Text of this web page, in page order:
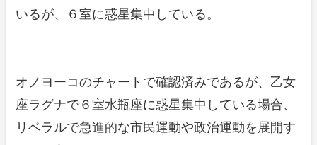
いるが、６室に惑星集中している。
オノヨーコのチャートで確認済みであるが、乙女
座ラグナで６室水瓶座に惑星集中している場合、
リベラルで急進的な市民運動や政治運動を展開す